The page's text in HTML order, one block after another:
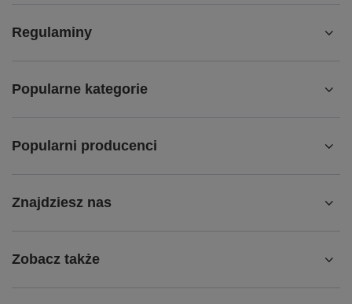
Regulaminy
Popularne kategorie
Popularni producenci
Znajdziesz nas
Zobacz także